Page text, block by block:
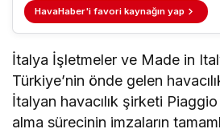
HavaHaber'i favori kaynağın yap
İtalya İşletmeler ve Made in
Türkiye’nin önde gelen
İtalyan havacılık şirketi
alma sürecinin imzaların